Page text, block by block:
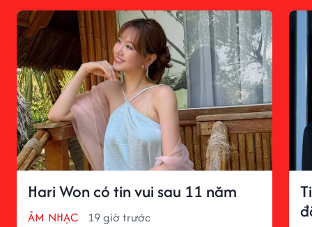
Hari Won có tin vui sau 11 năm
ÂM NHẠC 19 giờ trước